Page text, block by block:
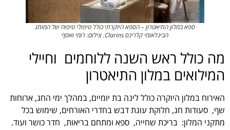
ספא במלון התיאטרון – הספא היוקרתי כולל טיפולי טיפוח של המותג
הבינלאומי קלרינס Clarins. צילום: רומי ואסף
מה כולל ראש השנה ללוחמים וחיילי
המילואים במלון התיאטרון
האירוח במלון היוקרה כולל לינה בת יומיים, במהלך ימי החג, ארוחות
שף, סעודות חג, חלוקת עוגת דבש בחדרי האורחים, שימוש בכל
מתקני המלון: בריכת שחייה, ספא ומתחם בריאות, חדר כושר ועוד.